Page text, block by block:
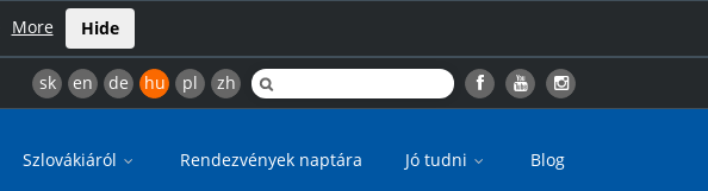
More Hide
sk en de hu pl zh
Szlovákiáról Rendezvények naptára Jó tudni Blog